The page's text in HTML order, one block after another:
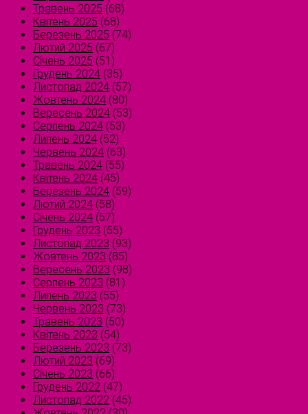
Травень 2025 (68)
Квітень 2025 (68)
Березень 2025 (74)
Лютий 2025 (67)
Січень 2025 (51)
Грудень 2024 (35)
Листопад 2024 (57)
Жовтень 2024 (80)
Вересень 2024 (53)
Серпень 2024 (53)
Липень 2024 (52)
Червень 2024 (63)
Травень 2024 (55)
Квітень 2024 (45)
Березень 2024 (59)
Лютий 2024 (58)
Січень 2024 (57)
Грудень 2023 (55)
Листопад 2023 (93)
Жовтень 2023 (85)
Вересень 2023 (98)
Серпень 2023 (81)
Липень 2023 (55)
Червень 2023 (73)
Травень 2023 (50)
Квітень 2023 (54)
Березень 2023 (73)
Лютий 2023 (69)
Січень 2023 (66)
Грудень 2022 (47)
Листопад 2022 (45)